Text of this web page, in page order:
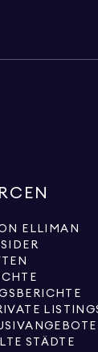
ELLIMAN
STÄDTE